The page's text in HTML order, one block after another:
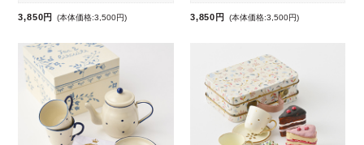
3,850円 (本体価格:3,500円) 3,850円 (本体価格:3,500円)